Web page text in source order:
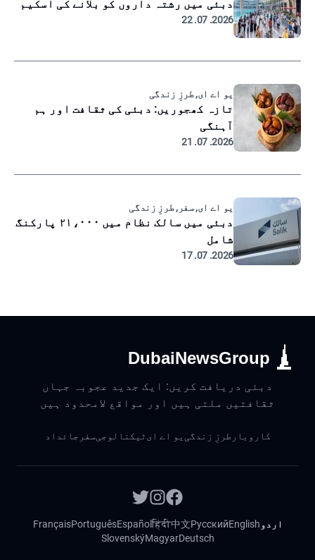
دبئی میں رشتہ داروں کو بلانے کی اسکیم
2026. 07. 22
یو اے ای, طرزِ زندگی
تازہ کھجوریں: دبئی کی ثقافت اور ہم
آہنگی
2026. 07. 21
یو اے ای, سفر, طرزِ زندگی
دبئی میں سالک نظام میں ۲۱،۰۰۰ پارکنگ
شامل
2026. 07. 17
DubaiNewsGroup
دبئی دریافت کریں: ایک جدید عجوبہ جہاں
ثقافتیں ملتی ہیں اور مواقع لامحدود ہیں
کاروبار طرزِ زندگی یو اے ایٹیکنالوجیسفر جائداد
اردو English
Русский
中文
हिंदी
Español
Português
Français
Deutsch
Magyar
Slovenský